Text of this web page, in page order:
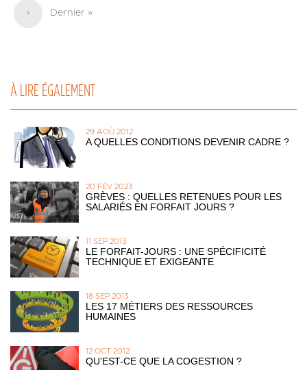
Page
›
Dernière
Dernier »
À LIRE ÉGALEMENT
29 AOÛ 2012
A QUELLES CONDITIONS DEVENIR CADRE ?
20 FÉV 2023
GRÈVES : QUELLES RETENUES POUR LES
SALARIÉS EN FORFAIT JOURS ?
11 SEP 2013
LE FORFAIT-JOURS : UNE SPÉCIFICITÉ
TECHNIQUE ET EXIGEANTE
18 SEP 2013
LES 17 MÉTIERS DES RESSOURCES
HUMAINES
12 OCT 2012
QU’EST-CE QUE LA COGESTION ?